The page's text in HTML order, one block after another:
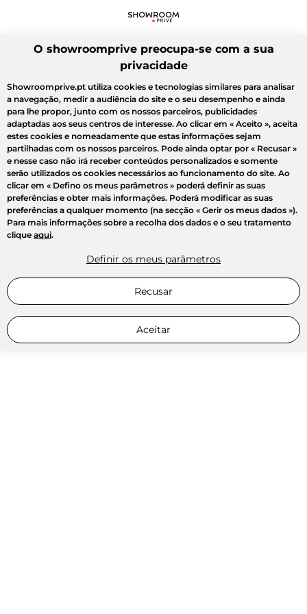
O showroomprive preocupa-se com a sua
privacidade
Showroomprive.pt utiliza cookies e tecnologias similares para analisar
a navegação, medir a audiência do site e o seu desempenho e ainda
para lhe propor, junto com os nossos parceiros, publicidades
adaptadas aos seus centros de interesse. Ao clicar em « Aceito », aceita
estes cookies e nomeadamente que estas informações sejam
partilhadas com os nossos parceiros. Pode ainda optar por « Recusar »
e nesse caso não irá receber conteúdos personalizados e somente
serão utilizados os cookies necessários ao funcionamento do site. Ao
clicar em « Defino os meus parâmetros » poderá definir as suas
preferências e obter mais informações. Poderá modificar as suas
preferências a qualquer momento (na secção « Gerir os meus dados »).
Para mais informações sobre a recolha dos dados e o seu tratamento
clique aqui.
Definir os meus parâmetros
Recusar
Aceitar